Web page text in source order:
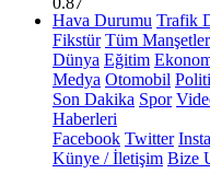
Hava Durumu Trafik
Fikstür Tüm Manşetler
Dünya Eğitim
Medya Otomobil
Son Dakika Spor
Haberleri
Facebook Twitter
Künye / İletişim Bize